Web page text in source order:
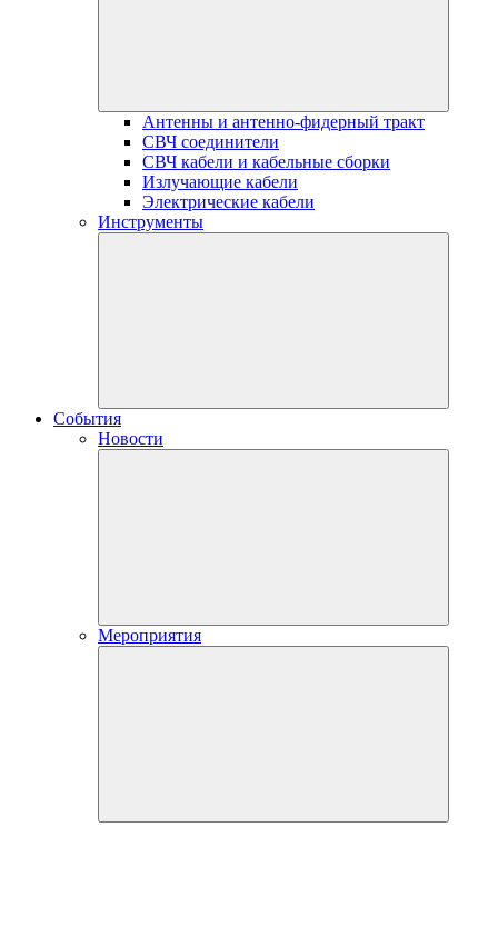
Антенны и антенно-фидерный тракт
СВЧ соединители
СВЧ кабели и кабельные сборки
Излучающие кабели
Электрические кабели
Инструменты
События
Новости
Мероприятия